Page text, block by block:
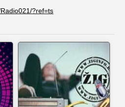
?ref=ts